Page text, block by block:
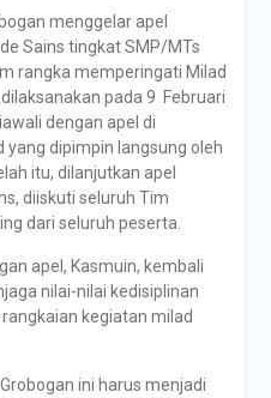
menggelar apel
Sains tingkat SMP/MTs
rangka memperingati Milad
pada 9 Februari
dengan apel di
yang dipimpin langsung oleh
itu, dilanjutkan apel
diiskuti seluruh Tim
dari seluruh peserta.
apel, Kasmuin, kembali
nilai-nilai kedisiplinan
kegiatan milad
ini harus menjadi